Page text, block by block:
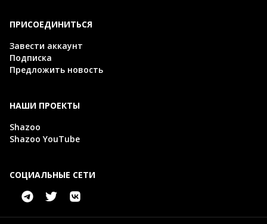
ПРИСОЕДИНИТЬСЯ
Завести аккаунт
Подписка
Предложить новость
НАШИ ПРОЕКТЫ
Shazoo
Shazoo YouTube
СОЦИАЛЬНЫЕ СЕТИ